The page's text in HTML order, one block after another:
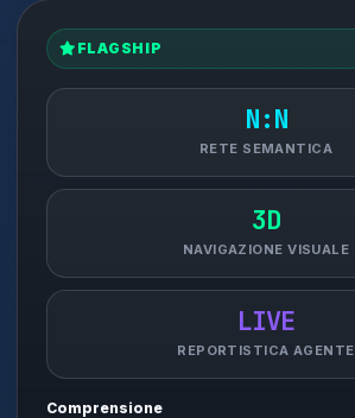
FLAGSHIP
N:N
RETE SEMANTICA
3D
NAVIGAZIONE VISUALE
LIVE
REPORTISTICA AGENTE
Comprensione